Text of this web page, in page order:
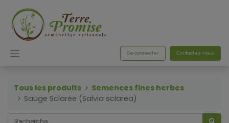
Se connecter Contactez-nous
Tous les produits
Semences fines herbes
Sauge Sclarée (Salvia sclarea)